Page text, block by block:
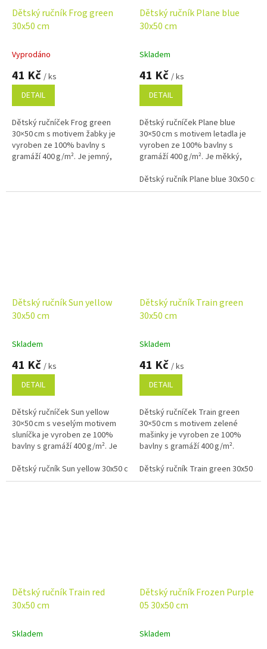
Dětský ručník Frog green
30x50 cm
Vyprodáno
41 Kč / ks
DETAIL
Dětský ručníček Frog green
30×50 cm s motivem žabky je
vyroben ze 100% bavlny s
gramáží 400 g/m². Je jemný,
cestách.
Dětský ručník Plane blue
30x50 cm
Skladem
41 Kč / ks
DETAIL
Dětský ručníček Plane blue
30×50 cm s motivem letadla je
vyroben ze 100% bavlny s
gramáží 400 g/m². Je měkký,
použití doma, ve školce i na
cestách.
Dětský ručník Plane blue 30x50 cm
Dětský ručník Sun yellow
30x50 cm
Skladem
41 Kč / ks
DETAIL
Dětský ručníček Sun yellow
30×50 cm s veselým motivem
sluníčka je vyroben ze 100%
bavlny s gramáží 400 g/m². Je
každodenní použití doma, ve
školce i na...
Dětský ručník Sun yellow 30x50 cm
Dětský ručník Train green
30x50 cm
Skladem
41 Kč / ks
DETAIL
Dětský ručníček Train green
30×50 cm s motivem zelené
mašinky je vyroben ze 100%
bavlny s gramáží 400 g/m².
jemnost a praktické použití
doma, ve školce i...
Dětský ručník Train green 30x50 cm
Dětský ručník Train red
30x50 cm
Skladem
Dětský ručník Frozen Purple
05 30x50 cm
Skladem